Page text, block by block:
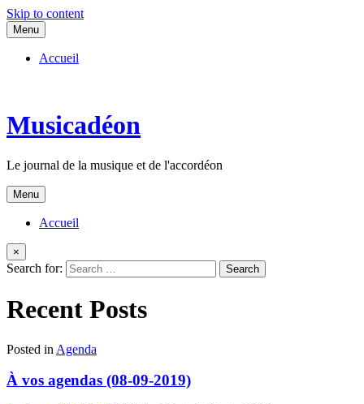
Skip to content
Menu
Accueil
Musicadéon
Le journal de la musique et de l'accordéon
Menu
Accueil
×
Search for:
Recent Posts
Posted in Agenda
À vos agendas (08-09-2019)